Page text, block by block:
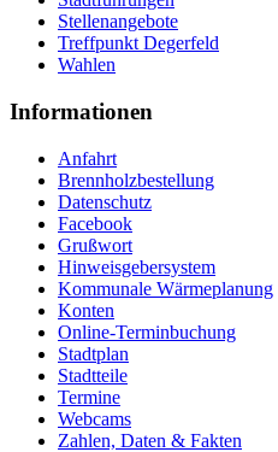
Stellenangebote
Treffpunkt Degerfeld
Wahlen
Informationen
Anfahrt
Brennholzbestellung
Datenschutz
Facebook
Grußwort
Hinweisgebersystem
Kommunale Wärmeplanung
Konten
Online-Terminbuchung
Stadtplan
Stadtteile
Termine
Webcams
Zahlen, Daten & Fakten